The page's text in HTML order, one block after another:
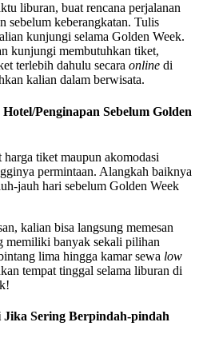
liburan, buat rencana perjalanan
sebelum keberangkatan. Tulis
kunjungi selama Golden Week.
kunjungi membutuhkan tiket,
terlebih dahulu secara online di
kalian dalam berwisata.
Penginapan Sebelum Golden
tiket maupun akomodasi
permintaan. Alangkah baiknya
jauh hari sebelum Golden Week
kalian bisa langsung memesan
memiliki banyak sekali pilihan
lima hingga kamar sewa low
tempat tinggal selama liburan di
Jika Sering Berpindah-pindah